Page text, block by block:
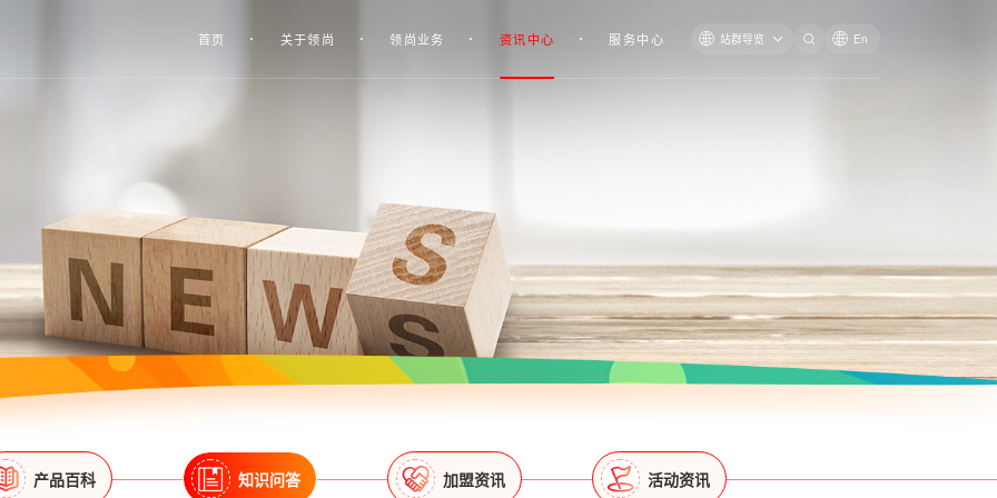
首页 关于领尚 领尚业务 资讯中心 服务中心 站群导览 En
产品百科 知识问答 加盟资讯 活动资讯